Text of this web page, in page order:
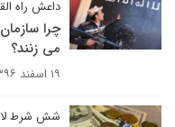
داعش راه
چرا
می زنند؟
۱۹ اسفند ۱۳۹۶
شش شرط